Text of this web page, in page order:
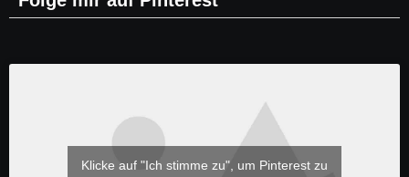
Klicke auf "Ich stimme zu", um Pinterest zu